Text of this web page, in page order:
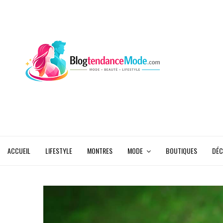
ACCUEIL LIFESTYLE MONTRES MODE BOUTIQUES